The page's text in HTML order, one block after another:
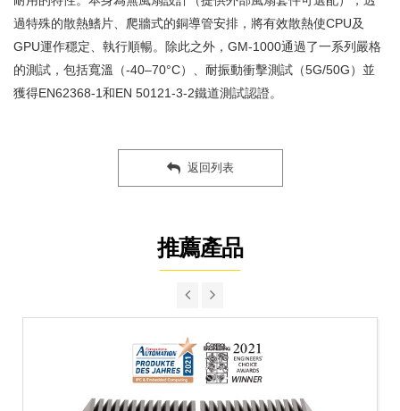
過特殊的散熱鰭片、爬牆式的銅導管安排，將有效散熱使CPU及
GPU運作穩定、執行順暢。除此之外，GM-1000通過了一系列嚴格
的測試，包括寬溫（-40–70°C）、耐振動衝擊測試（5G/50G）並
獲得EN62368-1和EN 50121-3-2鐵道測試認證。
返回列表
推薦產品